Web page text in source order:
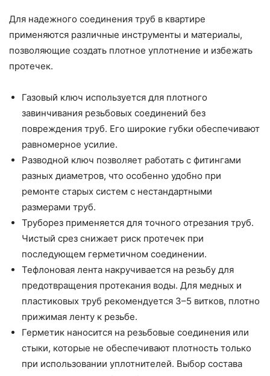
Для надежного соединения труб в квартире
применяются различные инструменты и материалы,
позволяющие создать плотное уплотнение и избежать
протечек.
Газовый ключ используется для плотного
завинчивания резьбовых соединений без
повреждения труб. Его широкие губки обеспечивают
равномерное усилие.
Разводной ключ позволяет работать с фитингами
разных диаметров, что особенно удобно при
ремонте старых систем с нестандартными
размерами труб.
Труборез применяется для точного отрезания труб.
Чистый срез снижает риск протечек при
последующем герметичном соединении.
Тефлоновая лента накручивается на резьбу для
предотвращения протекания воды. Для медных и
пластиковых труб рекомендуется 3–5 витков, плотно
прижимая ленту к резьбе.
Герметик наносится на резьбовые соединения или
стыки, которые не обеспечивают плотность только
при использовании уплотнителей. Выбор состава